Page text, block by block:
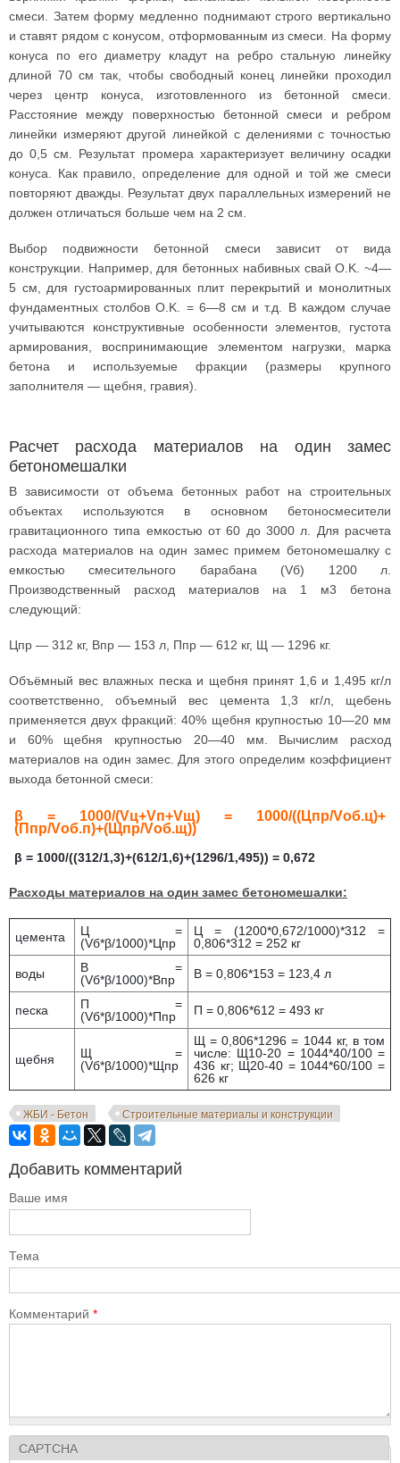
смеси. Затем форму медленно поднимают строго вертикально
и ставят рядом с конусом, отформованным из смеси. На форму
конуса по его диаметру кладут на ребро стальную линейку
длиной 70 см так, чтобы свободный конец линейки проходил
через центр конуса, изготовленного из бетонной смеси.
Расстояние между поверхностью бетонной смеси и ребром
линейки измеряют другой линейкой с делениями с точностью
до 0,5 см. Результат промера характеризует величину осадки
конуса. Как правило, определение для одной и той же смеси
повторяют дважды. Результат двух параллельных измерений не
должен отличаться больше чем на 2 см.
Выбор подвижности бетонной смеси зависит от вида
конструкции. Например, для бетонных набивных свай O.K. ~4—
5 см, для густоармированных плит перекрытий и монолитных
фундаментных столбов O.K. = 6—8 см и т.д. В каждом случае
учитываются конструктивные особенности элементов, густота
армирования, воспринимающие элементом нагрузки, марка
бетона и используемые фракции (размеры крупного
заполнителя — щебня, гравия).
Расчет расхода материалов на один замес
бетономешалки
В зависимости от объема бетонных работ на строительных
объектах используются в основном бетоносмесители
гравитационного типа емкостью от 60 до 3000 л. Для расчета
расхода материалов на один замес примем бетономешалку с
емкостью смесительного барабана (Vб) 1200 л.
Производственный расход материалов на 1 м3 бетона
следующий:
Цпр — 312 кг, Впр — 153 л, Ппр — 612 кг, Щ — 1296 кг.
Объёмный вес влажных песка и щебня принят 1,6 и 1,495 кг/л
соответственно, объемный вес цемента 1,3 кг/л, щебень
применяется двух фракций: 40% щебня крупностью 10—20 мм
и 60% щебня крупностью 20—40 мм. Вычислим расход
материалов на один замес. Для этого определим коэффициент
выхода бетонной смеси:
β = 1000/(Vц+Vп+Vщ) = 1000/((Цпр/Vоб.ц)+
(Ппр/Vоб.п)+(Щпр/Vоб.щ))
β = 1000/((312/1,3)+(612/1,6)+(1296/1,495)) = 0,672
Расходы материалов на один замес бетономешалки:
цемента
Ц =
(Vб*β/1000)*Цпр
Ц = (1200*0,672/1000)*312 =
0,806*312 = 252 кг
воды
В =
(Vб*β/1000)*Впр
В = 0,806*153 = 123,4 л
песка
П =
(Vб*β/1000)*Ппр
П = 0,806*612 = 493 кг
щебня
Щ =
(Vб*β/1000)*Щпр
Щ = 0,806*1296 = 1044 кг, в том
числе: Щ10-20 = 1044*40/100 =
436 кг; Щ20-40 = 1044*60/100 =
626 кг
ЖБИ - Бетон Строительные материалы и конструкции
Добавить комментарий
Ваше имя
Тема
Комментарий *
CAPTCHA